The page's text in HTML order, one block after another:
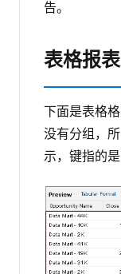
告。
表格报
下面是表格
没有分组，
示，键指的是